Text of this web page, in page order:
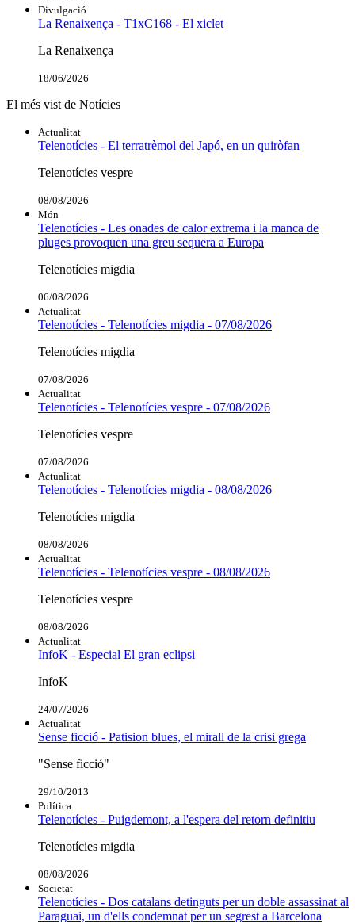
Divulgació
La Renaixença - T1xC168 - El xiclet
La Renaixença
18/06/2026
El més vist de Notícies
Actualitat
Telenotícies - El terratrèmol del Japó, en un quiròfan
Telenotícies vespre
08/08/2026
Món
Telenotícies - Les onades de calor extrema i la manca de
pluges provoquen una greu sequera a Europa
Telenotícies migdia
06/08/2026
Actualitat
Telenotícies - Telenotícies migdia - 07/08/2026
Telenotícies migdia
07/08/2026
Actualitat
Telenotícies - Telenotícies vespre - 07/08/2026
Telenotícies vespre
07/08/2026
Actualitat
Telenotícies - Telenotícies migdia - 08/08/2026
Telenotícies migdia
08/08/2026
Actualitat
Telenotícies - Telenotícies vespre - 08/08/2026
Telenotícies vespre
08/08/2026
Actualitat
InfoK - Especial El gran eclipsi
InfoK
24/07/2026
Actualitat
Sense ficció - Patision blues, el mirall de la crisi grega
"Sense ficció"
29/10/2013
Política
Telenotícies - Puigdemont, a l'espera del retorn definitiu
Telenotícies migdia
08/08/2026
Societat
Telenotícies - Dos catalans detinguts per un doble assassinat al
Paraguai, un d'ells condemnat per un segrest a Barcelona